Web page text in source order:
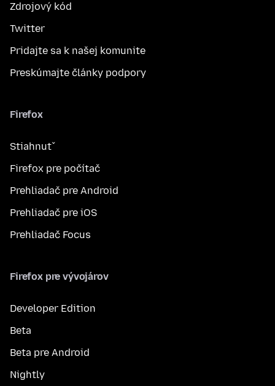
Zdrojový kód
Twitter
Pridajte sa k našej komunite
Preskúmajte články podpory
Firefox
Stiahnuť
Firefox pre počítač
Prehliadač pre Android
Prehliadač pre iOS
Prehliadač Focus
Firefox pre vývojárov
Developer Edition
Beta
Beta pre Android
Nightly